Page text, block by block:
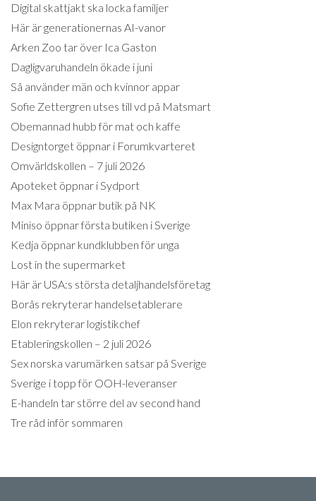
Digital skattjakt ska locka familjer
Här är generationernas AI-vanor
Arken Zoo tar över Ica Gaston
Dagligvaruhandeln ökade i juni
Så använder män och kvinnor appar
Sofie Zettergren utses till vd på Matsmart
Obemannad hubb för mat och kaffe
Designtorget öppnar i Forumkvarteret
Omvärldskollen – 7 juli 2026
Apoteket öppnar i Sydport
Max Mara öppnar butik på NK
Miniso öppnar första butiken i Sverige
Kedja öppnar kundklubben för unga
Lost in the supermarket
Här är USA:s största detaljhandelsföretag
Borås rekryterar handelsetablerare
Elon rekryterar logistikchef
Etableringskollen – 2 juli 2026
Sex norska varumärken satsar på Sverige
Sverige i topp för OOH-leveranser
E-handeln tar större del av second hand
Tre råd inför sommaren